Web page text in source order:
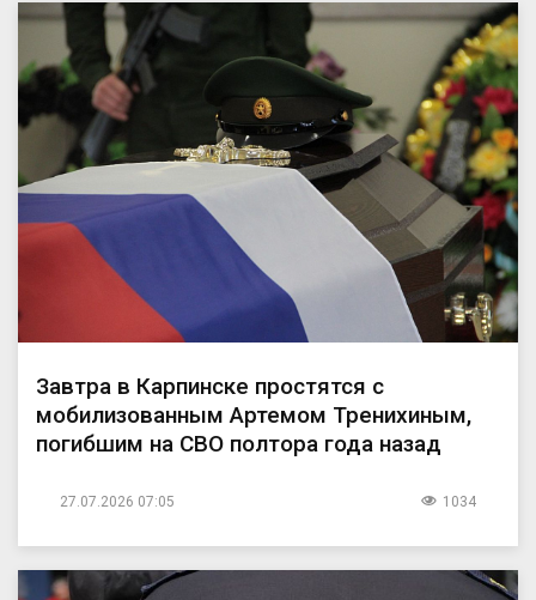
Завтра в Карпинске простятся с
мобилизованным Артемом Тренихиным,
погибшим на СВО полтора года назад
27.07.2026 07:05 1034